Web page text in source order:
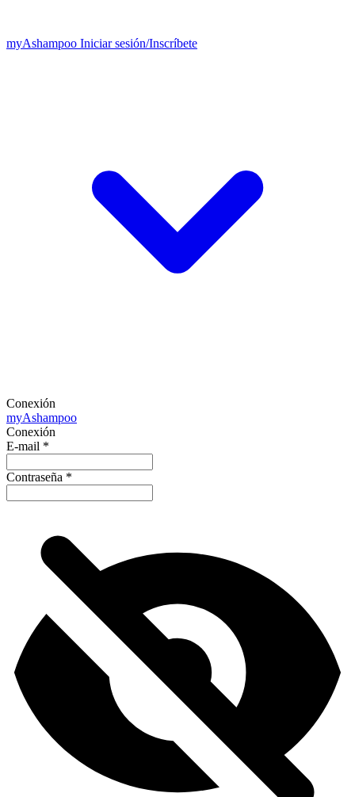
myAshampoo Iniciar sesión/Inscríbete
Conexión
myAshampoo
Conexión
E-mail *
Contraseña *